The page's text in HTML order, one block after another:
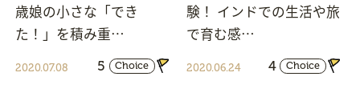
歳娘の小さな「でき
た！」を積み重…
2020.07.08 5 Choice
験！ インドでの生活や旅
で育む感…
2020.06.24 4 Choice